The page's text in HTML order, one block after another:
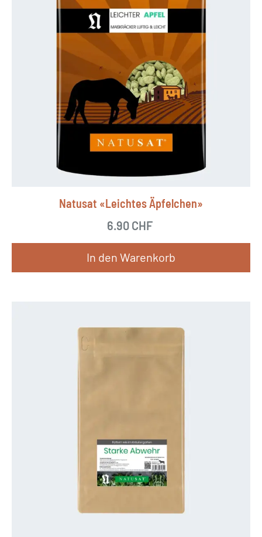
Natusat «Leichtes Äpfelchen»
6.90 CHF
In den Warenkorb